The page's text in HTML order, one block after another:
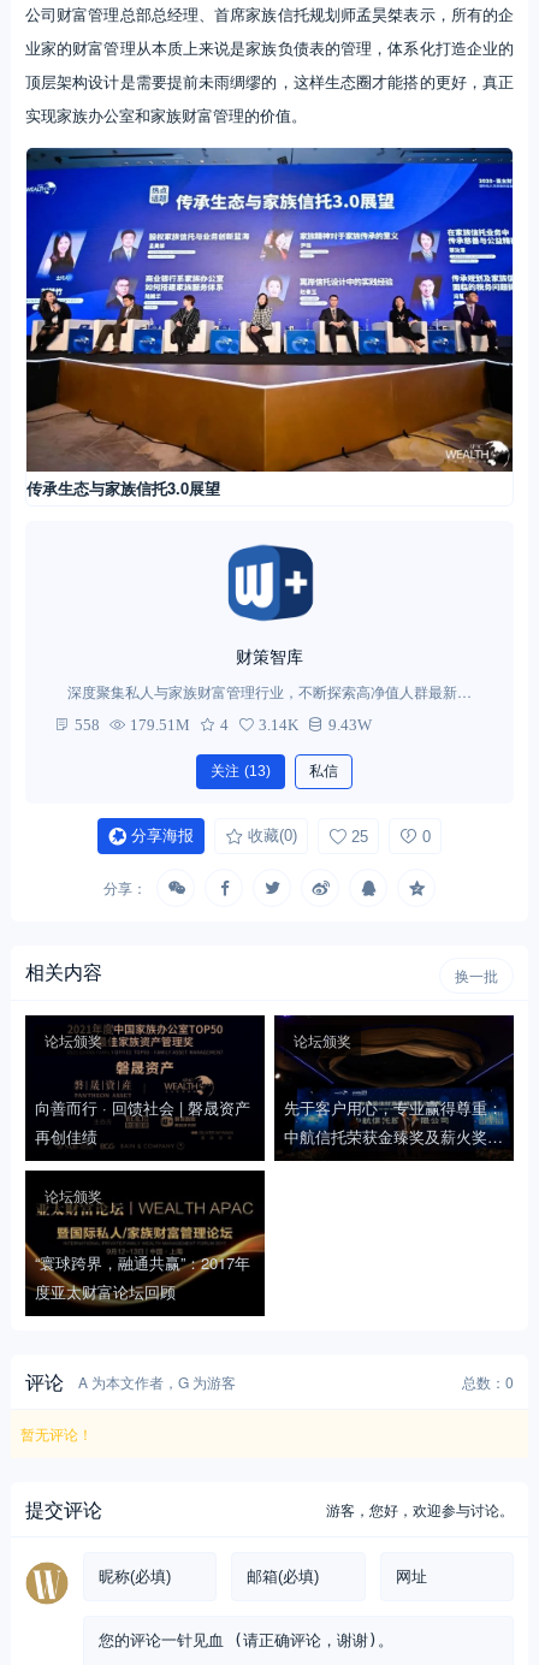
公司财富管理总部总经理、首席家族信托规划师孟昊桀表示，所有的企
业家的财富管理从本质上来说是家族负债表的管理，体系化打造企业的
顶层架构设计是需要提前未雨绸缪的，这样生态圈才能搭的更好，真正
实现家族办公室和家族财富管理的价值。
传承生态与家族信托3.0展望
财策智库
深度聚集私人与家族财富管理行业，不断探索高净值人群最新需
求。
558 179.51M 4 3.14K 9.43W
关注 (13) 私信
分享海报 收藏(0) 25 0
分享：
相关内容 换一批
向善而行 · 回馈社会 | 磐晟资产
再创佳绩
论坛颁奖
先于客户用心，专业赢得尊重：
中航信托荣获金臻奖及薪火奖两
项大奖
论坛颁奖
“寰球跨界，融通共赢”：2017年
度亚太财富论坛回顾
论坛颁奖
评论 A 为本文作者，G 为游客 总数：0
暂无评论！
提交评论 游客，您好，欢迎参与讨论。